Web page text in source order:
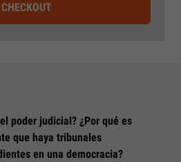
CHECKOUT
poder judicial? ¿Por qué es
que haya tribunales
en una democracia?